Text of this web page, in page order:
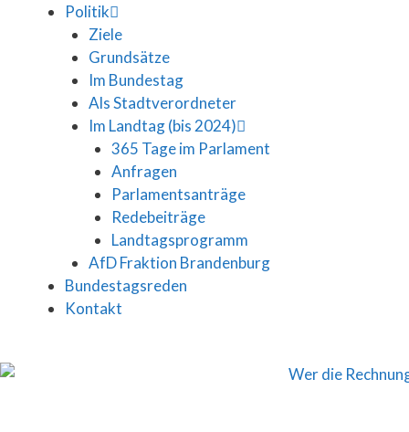
Politik
Ziele
Grundsätze
Im Bundestag
Als Stadtverordneter
Im Landtag (bis 2024)
365 Tage im Parlament
Anfragen
Parlamentsanträge
Redebeiträge
Landtagsprogramm
AfD Fraktion Brandenburg
Bundestagsreden
Kontakt